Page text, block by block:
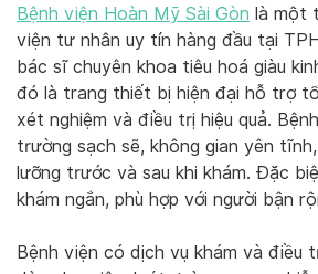
Bệnh viện Hoàn Mỹ Sài Gòn là một
viện tư nhân uy tín hàng đầu tại
bác sĩ chuyên khoa tiêu hoá giàu
đó là trang thiết bị hiện đại hỗ trợ
xét nghiệm và điều trị hiệu quả.
trường sạch sẽ, không gian yên
lưỡng trước và sau khi khám. Đặc
khám ngắn, phù hợp với người bận
Bệnh viện có dịch vụ khám và điều